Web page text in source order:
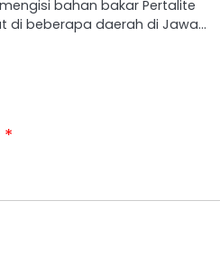
bahan bakar Pertalite
di beberapa daerah di Jawa…
*